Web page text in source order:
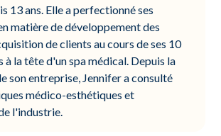
13 ans. Elle a perfectionné ses
matière de développement des
de clients au cours de ses 10
à la tête d'un spa médical. Depuis la
son entreprise, Jennifer a consulté
médico-esthétiques et
l'industrie.